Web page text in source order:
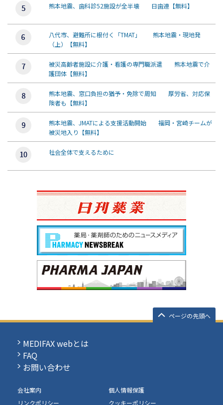
熊本地震、歯科診52施設が全半壊 日歯連【無料】
八代市、避難所に根付く「TMAT」 熊本地震・現地発
（上）【無料】
被災高齢者施設に介護・看護の専門職派遣 熊本地震で介
護団体【無料】
熊本地震、窓口負担の猶予・免除で周知 厚労省、対応保
険者も【無料】
熊本地震、JMATによる支援活動開始 福岡・宮崎チームが
被災地入り【無料】
社会全体で支えるために
ページの先頭へ
MEDIFAX webとは
FAQ
お問い合わせ
会社案内
個人情報保護
リンクポリシー
クッキーポリシー